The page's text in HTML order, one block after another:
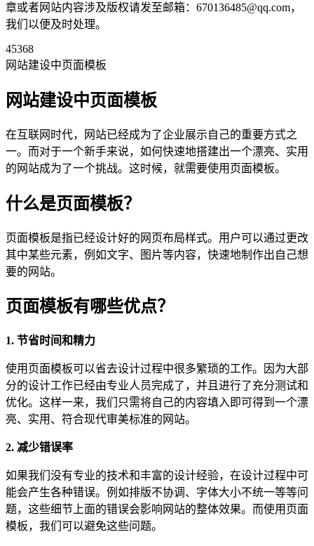
章或者网站内容涉及版权请发至邮箱：670136485@qq.com，
我们以便及时处理。
45368
网站建设中页面模板
网站建设中页面模板
在互联网时代，网站已经成为了企业展示自己的重要方式之
一。而对于一个新手来说，如何快速地搭建出一个漂亮、实用
的网站成为了一个挑战。这时候，就需要使用页面模板。
什么是页面模板？
页面模板是指已经设计好的网页布局样式。用户可以通过更改
其中某些元素，例如文字、图片等内容，快速地制作出自己想
要的网站。
页面模板有哪些优点？
1. 节省时间和精力
使用页面模板可以省去设计过程中很多繁琐的工作。因为大部
分的设计工作已经由专业人员完成了，并且进行了充分测试和
优化。这样一来，我们只需将自己的内容填入即可得到一个漂
亮、实用、符合现代审美标准的网站。
2. 减少错误率
如果我们没有专业的技术和丰富的设计经验，在设计过程中可
能会产生各种错误。例如排版不协调、字体大小不统一等等问
题，这些细节上面的错误会影响网站的整体效果。而使用页面
模板，我们可以避免这些问题。